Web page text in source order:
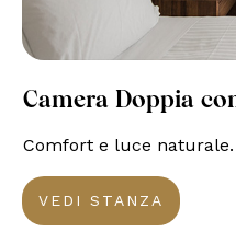
Camera Doppia
Comfort e luce naturale.
VEDI STANZA